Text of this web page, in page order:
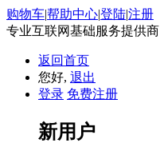
购物车|帮助中心|登陆|注册
专业互联网基础服务提供商
返回首页
您好, 退出
登录 免费注册
新用户